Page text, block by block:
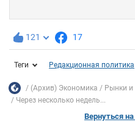
121 17
Теги Редакционная политика
(Архив) Экономика
Рынки и
Через несколько недель...
Вернуться